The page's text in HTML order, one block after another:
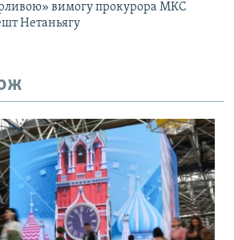
вимогу прокурора МКС
Нетаньягу